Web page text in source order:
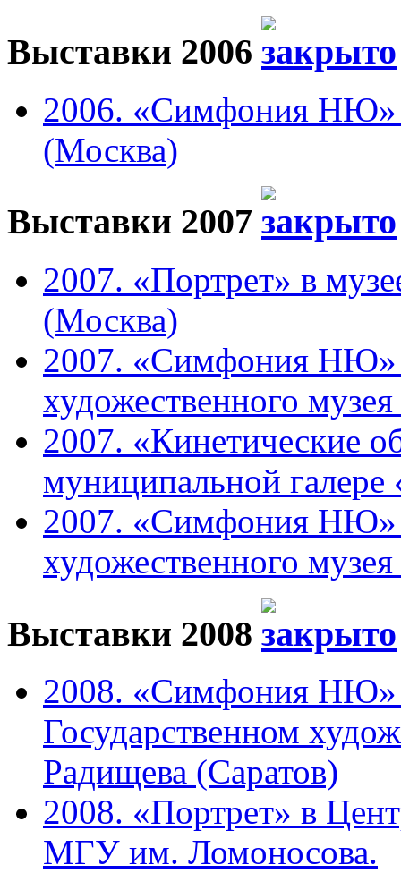
Выставки 2006
2006. «Симфония НЮ»
(Москва)
Выставки 2007
2007. «Портрет» в
(Москва)
2007. «Симфония НЮ»
художественного
2007. «Кинетические
муниципальной галере
2007. «Симфония НЮ»
художественного
Выставки 2008
2008. «Симфония НЮ»
Государственном
Радищева (Саратов)
2008. «Портрет» в
МГУ им. Ломоносова.